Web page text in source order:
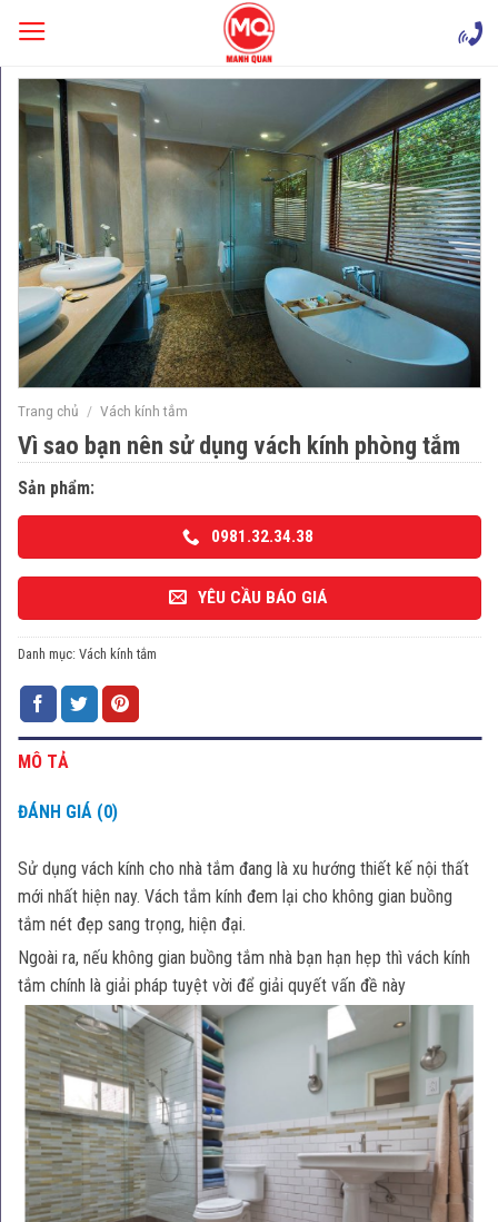
content
Trang chủ / Vách kính tắm
Vì sao bạn nên sử dụng vách kính phòng tắm
Sản phẩm:
0981.32.34.38
YÊU CẦU BÁO GIÁ
Danh mục: Vách kính tắm
MÔ TẢ
ĐÁNH GIÁ (0)
Sử dụng vách kính cho nhà tắm đang là xu hướng thiết kế nội thất
mới nhất hiện nay. Vách tắm kính đem lại cho không gian buồng
tắm nét đẹp sang trọng, hiện đại.
Ngoài ra, nếu không gian buồng tắm nhà bạn hạn hẹp thì vách kính
tắm chính là giải pháp tuyệt vời để giải quyết vấn đề này